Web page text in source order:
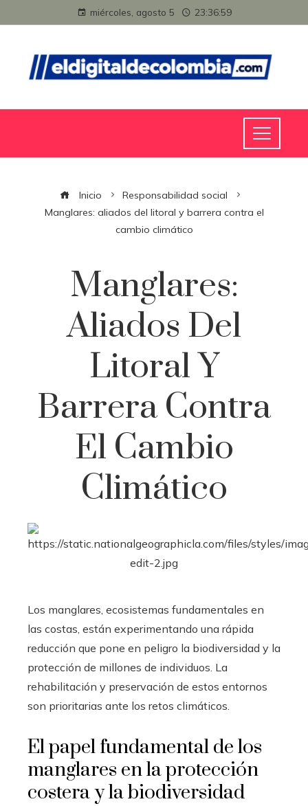
miércoles, agosto 5 23:37:00
Inicio
Responsabilidad social
Manglares: aliados del litoral y barrera contra el
cambio climático
Manglares:
Aliados Del
Litoral Y
Barrera Contra
El Cambio
Climático
Los manglares, ecosistemas fundamentales en
las costas, están experimentando una rápida
reducción que pone en peligro la biodiversidad y la
protección de millones de individuos. La
rehabilitación y preservación de estos entornos
son prioritarias ante los retos climáticos.
El papel fundamental de los
manglares en la protección
costera y la biodiversidad